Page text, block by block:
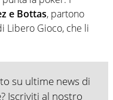
e Bottas, partono
Libero Gioco, che li
su ultime news di
Iscriviti al nostro